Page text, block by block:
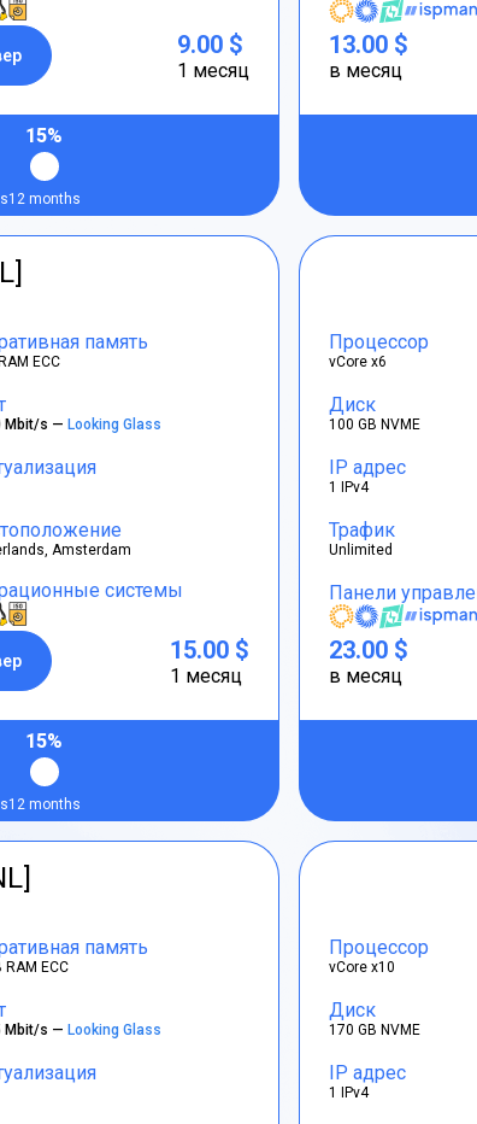
9.00 $
1 месяц
15%
12 months
13.00 $
в месяц
память
ECC
Mbit/s — Looking Glass
Amsterdam
системы
15.00 $
1 месяц
15%
12 months
Процессор
vCore x6
Диск
100 GB NVME
IP адрес
1 IPv4
Трафик
Unlimited
Панели
23.00 $
в месяц
память
RAM ECC
Mbit/s — Looking Glass
Процессор
vCore x10
Диск
170 GB NVME
IP адрес
1 IPv4